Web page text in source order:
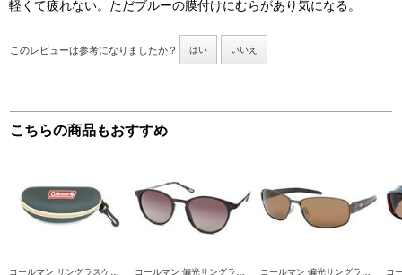
軽くて疲れない。ただブルーの膜付けにむらがあり気になる。
このレビューは参考になりましたか？ はい いいえ
こちらの商品もおすすめ